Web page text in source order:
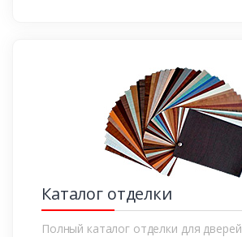
Каталог отделки
Полный каталог отделки для дверей